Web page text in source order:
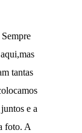
tantas
e a
foto. A